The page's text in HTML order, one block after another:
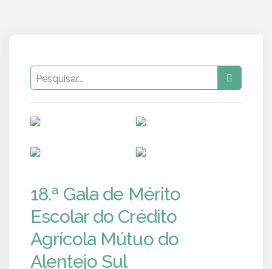
18.ª Gala de Mérito
Escolar do Crédito
Agrícola Mútuo do
Alentejo Sul